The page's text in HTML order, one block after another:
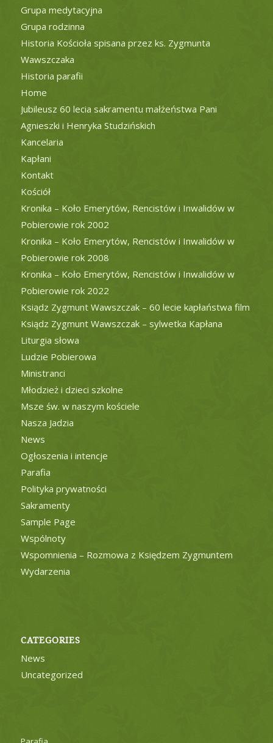
Grupa medytacyjna
Grupa rodzinna
Historia Kościoła spisana przez ks. Zygmunta
Wawszczaka
Historia parafii
Home
Jubileusz 60 lecia sakramentu małżeństwa Pani
Agnieszki i Henryka Studzińskich
Kancelaria
Kapłani
Kontakt
Kościół
Kronika – Koło Emerytów, Rencistów i Inwalidów w
Pobierowie rok 2002
Kronika – Koło Emerytów, Rencistów i Inwalidów w
Pobierowie rok 2008
Kronika – Koło Emerytów, Rencistów i Inwalidów w
Pobierowie rok 2022
Ksiądz Zygmunt Wawszczak – 60 lecie kapłaństwa film
Ksiądz Zygmunt Wawszczak – sylwetka Kapłana
Liturgia słowa
Ludzie Pobierowa
Ministranci
Młodzież i dzieci szkolne
Msze św. w naszym kościele
Nasza Jadzia
News
Ogłoszenia i intencje
Parafia
Polityka prywatności
Sakramenty
Sample Page
Wspólnoty
Wspomnienia – Rozmowa z Księdzem Zygmuntem
Wydarzenia
CATEGORIES
News
Uncategorized